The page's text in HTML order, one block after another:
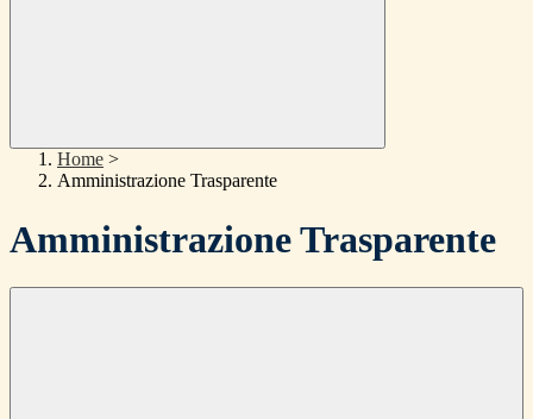
Home >
Amministrazione Trasparente
Amministrazione Trasparente